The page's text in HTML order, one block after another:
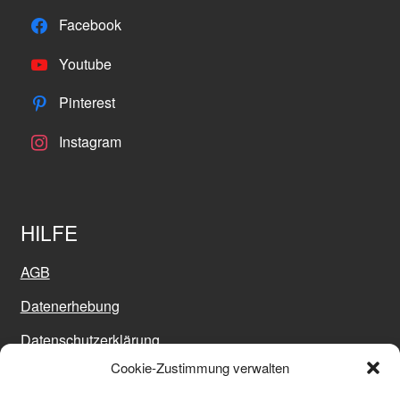
Cookie-Zustimmung verwalten
Facebook
Youtube
Pinterest
Instagram
HILFE
AGB
Datenerhebung
Datenschutzerklärung